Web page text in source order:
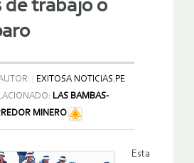
de trabajo o
EXITOSA NOTICIAS.PE
LAS BAMBAS-
MINERO
Esta